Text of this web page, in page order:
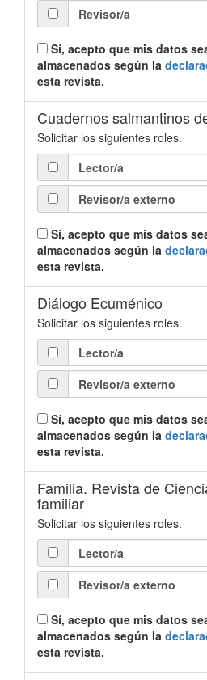
Revisor/a
almacenados según la
esta revista.
Cuadernos salmantinos
Solicitar los siguientes roles.
Lector/a
Revisor/a externo
almacenados según la
esta revista.
Diálogo Ecuménico
Solicitar los siguientes roles.
Lector/a
Revisor/a externo
almacenados según la
esta revista.
Familia. Revista de
familiar
Solicitar los siguientes roles.
Lector/a
Revisor/a externo
almacenados según la
esta revista.